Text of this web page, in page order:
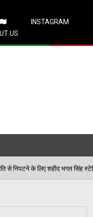
US
INSTAGRAM
भगत सिंह स्टेडियम में हुई मॉक